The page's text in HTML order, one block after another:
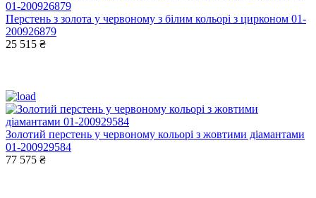
Перстень з золота у червоному з білим кольорі з цирконом 01-
200926879
25 515 ₴
Золотий перстень у червоному кольорі з жовтими діамантами
01-200929584
77 575 ₴